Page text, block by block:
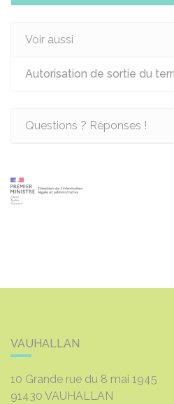
Voir aussi
Autorisation de sortie du
Questions ? Réponses !
VAUHALLAN
10 Grande rue du 8 mai 1945
91430 VAUHALLAN